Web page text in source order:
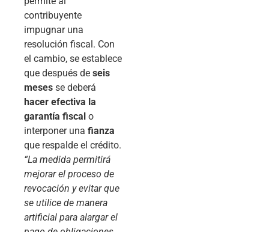
contribuyente
impugnar una
resolución fiscal. Con
el cambio, se establece
que después de seis
meses se deberá
hacer efectiva la
garantía fiscal o
interponer una fianza
que respalde el crédito.
“La medida permitirá
mejorar el proceso de
revocación y evitar que
se utilice de manera
artificial para alargar el